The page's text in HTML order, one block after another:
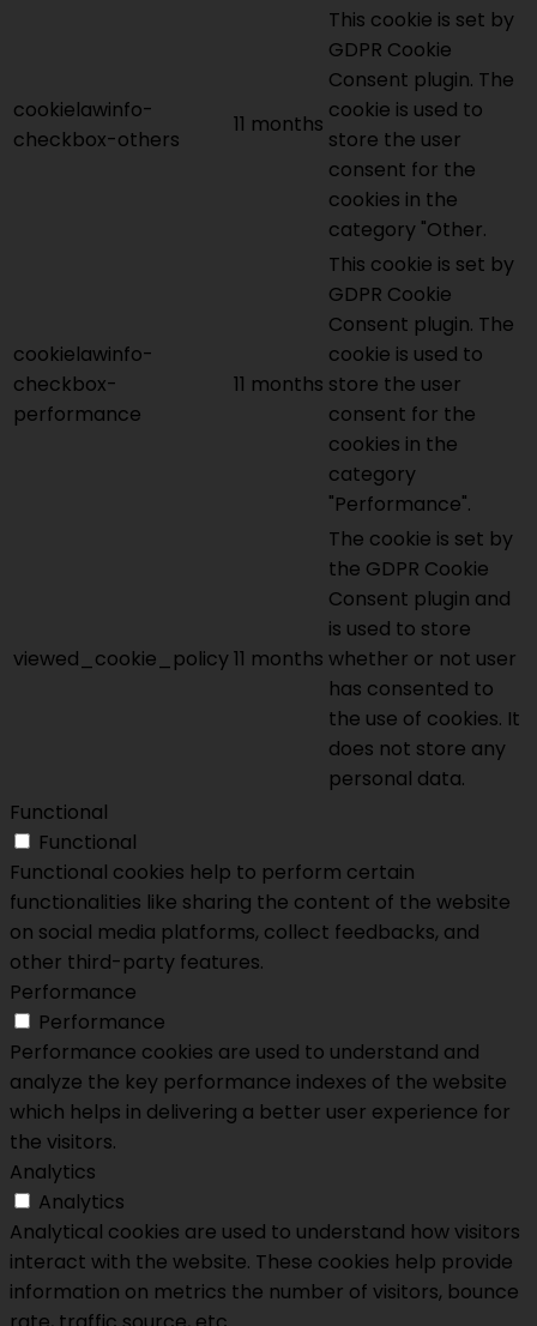
cookielawinfo-
checkbox-others
11 months
This cookie is set by
GDPR Cookie
Consent plugin. The
cookie is used to
store the user
consent for the
cookies in the
category "Other.
cookielawinfo-
checkbox-
performance
11 months
This cookie is set by
GDPR Cookie
Consent plugin. The
cookie is used to
store the user
consent for the
cookies in the
category
"Performance".
viewed_cookie_policy11 months
The cookie is set by
the GDPR Cookie
Consent plugin and
is used to store
whether or not user
has consented to
the use of cookies. It
does not store any
personal data.
Functional
Functional
Functional cookies help to perform certain
functionalities like sharing the content of the website
on social media platforms, collect feedbacks, and
other third-party features.
Performance
Performance
Performance cookies are used to understand and
analyze the key performance indexes of the website
which helps in delivering a better user experience for
the visitors.
Analytics
Analytics
Analytical cookies are used to understand how visitors
interact with the website. These cookies help provide
information on metrics the number of visitors, bounce